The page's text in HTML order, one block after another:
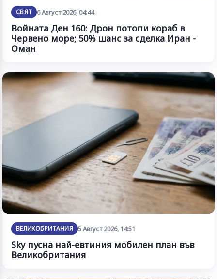
СВЯТ 6 Август 2026, 04:44
Войната Ден 160: Дрон потопи кораб в
Червено море; 50% шанс за сделка Иран -
Оман
ВЕЛИКОБРИТАНИЯ 5 Август 2026, 14:51
Sky пусна най-евтиния мобилен план във
Великобритания